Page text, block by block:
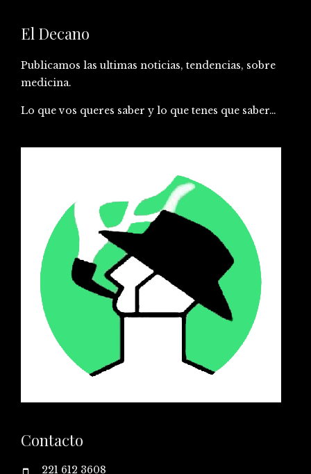
El Decano
Publicamos las ultimas noticias, tendencias, sobre
medicina.
Lo que vos queres saber y lo que tenes que saber…
Contacto
221 612 3608